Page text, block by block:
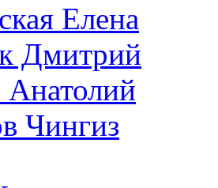
Елена
Дмитрий
Чингиз